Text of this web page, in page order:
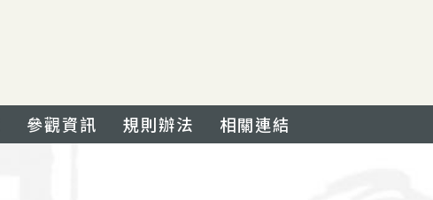
參觀資訊 規則辦法 相關連結